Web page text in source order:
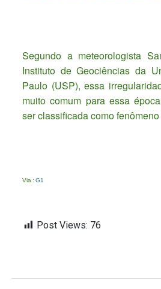
Segundo a meteorologista
Instituto de Geociências da
Paulo (USP), essa
muito comum para essa
ser classificada como
Via :G1
Post Views: 76